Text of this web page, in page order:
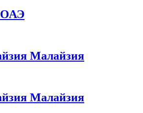
ОАЭ
Малайзия
Малайзия